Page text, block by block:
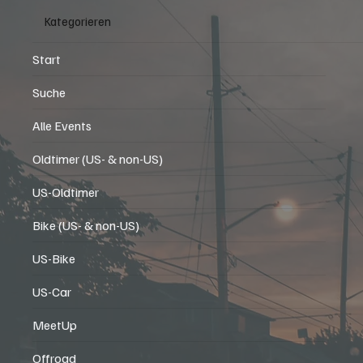
Kategorieren
Start
Suche
Alle Events
Oldtimer (US- & non-US)
US-Oldtimer
Bike (US- & non-US)
US-Bike
US-Car
MeetUp
Offroad